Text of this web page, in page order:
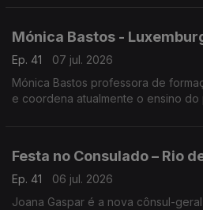
Mónica Bastos -
Ep. 41
07 jul. 2026
Mónica Bastos professora de
e coordena atualmente o ensino do
Festa no Consulado – Rio
Ep. 41
06 jul. 2026
Joana Gaspar é a nova cônsul-